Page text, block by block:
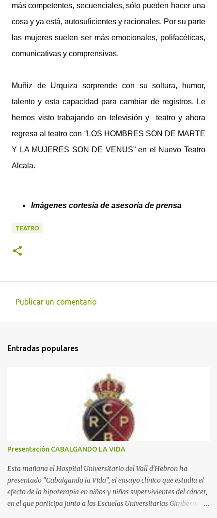
más competentes, secuenciales, sólo pueden hacer una
cosa y ya está, autosuficientes y racionales. Por su parte
las mujeres suelen ser más emocionales, polifacéticas,
comunicativas y comprensivas.
Muñiz de Urquiza sorprende con su soltura, humor,
talento y esta capacidad para cambiar de registros. Le
hemos visto trabajando en televisión y teatro y ahora
regresa al teatro con “LOS HOMBRES SON DE MARTE
Y LA MUJERES SON DE VENUS” en el Nuevo Teatro
Alcala.
Imágenes cortesía de asesoría de prensa
TEATRO
e
s
Publicar un comentario
Entradas populares
Presentación CABALGANDO LA VIDA
Esta mañana el Hospital Universitario del Vall d’Hebron ha
presentado “Cabalgando la Vida”, el ensayo clínico que estudia el
efecto de la hipoterapia en niños y niñas supervivientes del cáncer,
en el que participa junto a las Escuelas Universitarias Gimbernat,